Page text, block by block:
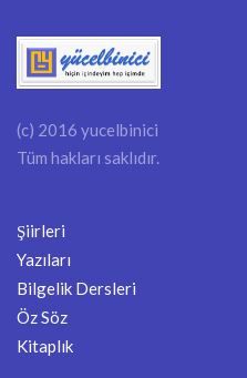
(c) 2016 yucelbinici
Tüm hakları saklıdır.
Şiirleri
Yazıları
Bilgelik Dersleri
Öz Söz
Kitaplık